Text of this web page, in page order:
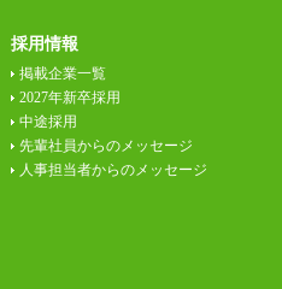
採用情報
掲載企業一覧
2027年新卒採用
中途採用
先輩社員からのメッセージ
人事担当者からのメッセージ